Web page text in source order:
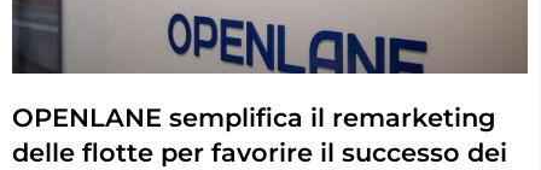
OPENLANE semplifica il remarketing
delle flotte per favorire il successo dei